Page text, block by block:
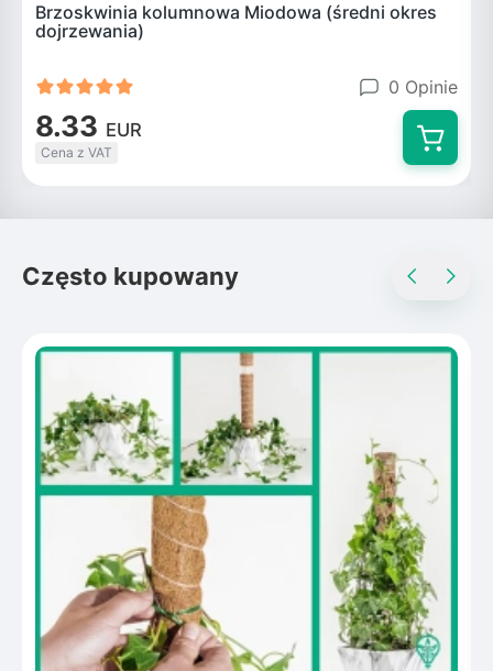
Brzoskwinia kolumnowa Miodowa (średni okres
dojrzewania)
0 Opinie
8.33 EUR
Cena z VAT
Często kupowany